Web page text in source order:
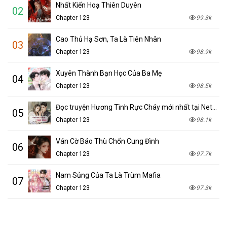
02 Nhất Kiến Hoạ Thiên Duyên
Chapter 123 99.3k
03 Cao Thủ Hạ Sơn, Ta Là Tiên Nhân
Chapter 123 98.9k
04 Xuyên Thành Bạn Học Của Ba Mẹ
Chapter 123 98.5k
05
Chapter 123 98.1k
06 Ván Cờ Báo Thù Chốn Cung Đình
Chapter 123 97.7k
07 Nam Sủng Của Ta Là Trùm Mafia
Chapter 123 97.3k